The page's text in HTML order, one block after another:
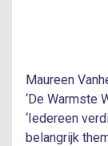
Maureen
‘De Warmste
‘Iedereen
belangrijk